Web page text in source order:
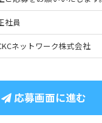
社員
ネットワーク株式会社
応募画面に進む